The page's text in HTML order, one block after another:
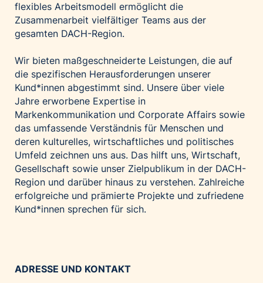
flexibles Arbeitsmodell ermöglicht die
Zusammenarbeit vielfältiger Teams aus der
gesamten DACH-Region.
Wir bieten maßgeschneiderte Leistungen, die auf
die spezifischen Herausforderungen unserer
Kund*innen abgestimmt sind. Unsere über viele
Jahre erworbene Expertise in
Markenkommunikation und Corporate Affairs sowie
das umfassende Verständnis für Menschen und
deren kulturelles, wirtschaftliches und politisches
Umfeld zeichnen uns aus. Das hilft uns, Wirtschaft,
Gesellschaft sowie unser Zielpublikum in der DACH-
Region und darüber hinaus zu verstehen. Zahlreiche
erfolgreiche und prämierte Projekte und zufriedene
Kund*innen sprechen für sich.
ADRESSE UND KONTAKT